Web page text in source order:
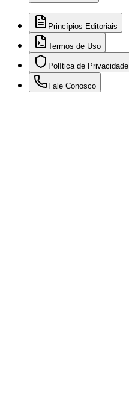
Princípios Editoriais
Termos de Uso
Política de Privacidade
Fale Conosco